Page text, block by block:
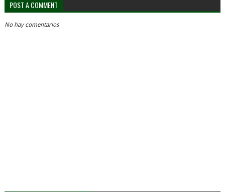
POST A COMMENT
No hay comentarios